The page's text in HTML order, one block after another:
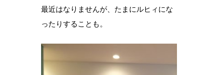
最近はなりませんが、たまにルヒィにな
ったりすることも。